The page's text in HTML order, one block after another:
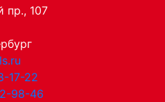
пр., 107
17-22
98-46